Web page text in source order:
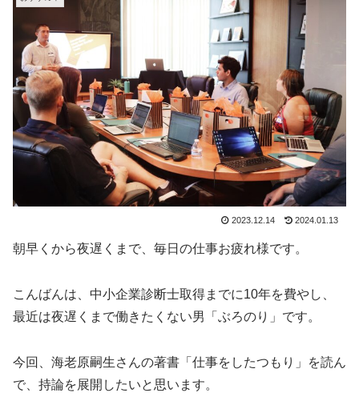
2023.12.14 2024.01.13
朝早くから夜遅くまで、毎日の仕事お疲れ様です。
こんばんは、中小企業診断士取得までに10年を費やし、
最近は夜遅くまで働きたくない男「ぶろのり」です。
今回、海老原嗣生さんの著書「仕事をしたつもり」を読ん
で、持論を展開したいと思います。